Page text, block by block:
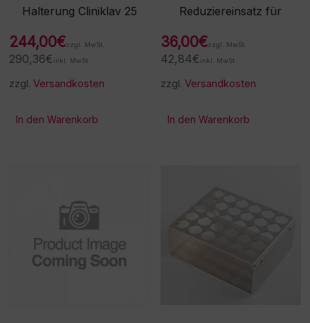
Halterung Cliniklav 25
244,00€zzgl. MwSt.
290,36€ inkl. MwSt.
zzgl.Versandkosten
In den Warenkorb
Reduziereinsatz für
36,00€zzgl. MwSt.
42,84€ inkl. MwSt.
zzgl.Versandkosten
In den Warenkorb